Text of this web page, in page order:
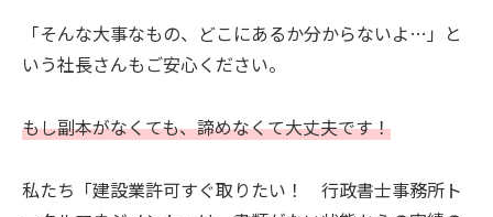
「そんな大事なもの、どこにあるか分からないよ…」と
いう社長さんもご安心ください。
もし副本がなくても、諦めなくて大丈夫です！
私たち「建設業許可すぐ取りたい！ 行政書士事務所ト